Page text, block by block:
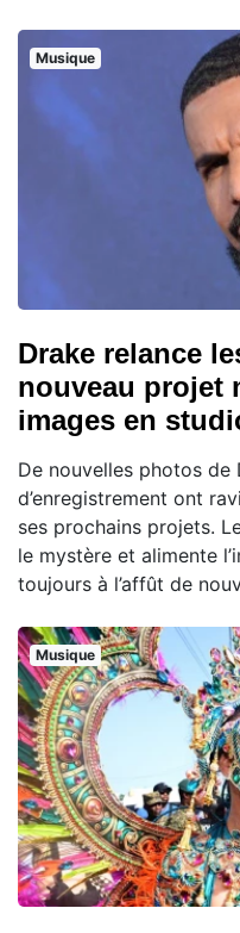
Musique
Drake relance
nouveau projet
images en
De nouvelles photos de
d’enregistrement ont
ses prochains projets.
le mystère et alimente
toujours à l’affût de
Musique